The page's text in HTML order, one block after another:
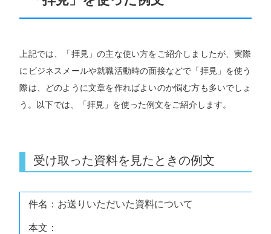
上記では、「拝見」の主な使い方をご紹介しましたが、実際
にビジネスメールや就職活動時の面接などで「拝見」を使う
際は、どのように文章を作ればよいのか悩む方も多いでしょ
う。以下では、「拝見」を使った例文をご紹介します。
受け取った資料を見たときの例文
件名：お送りいただいた資料について
本文：